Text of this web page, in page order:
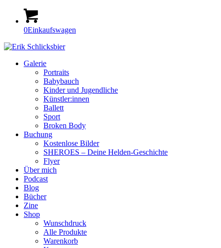
0Einkaufswagen
Galerie
Portraits
Babybauch
Kinder und Jugendliche
Künstler:innen
Ballett
Sport
Broken Body
Buchung
Kostenlose Bilder
SHEROES – Deine Helden-Geschichte
Flyer
Über mich
Podcast
Blog
Bücher
Zine
Shop
Wunschdruck
Alle Produkte
Warenkorb